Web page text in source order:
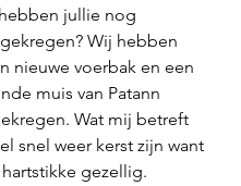
jullie nog
Wij hebben
nieuwe voerbak en een
muis van Patann
Wat mij betreft
snel weer kerst zijn want
gezellig.